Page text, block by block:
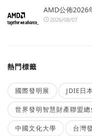
AMD公佈2026
2026/08/07
熱門標籤
國際發明展 JDIE日
世界發明智慧財產聯盟總
中國文化大學 台灣